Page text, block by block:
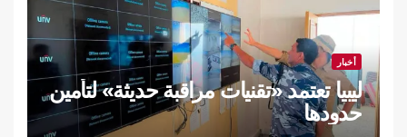
أخبار
ليبيا تعتمد «تقنيات مراقبة حديثة» لتأمين
حدودها